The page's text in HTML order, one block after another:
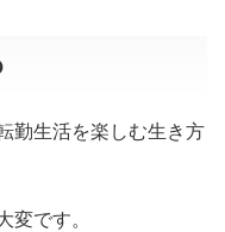
勤生活を楽しむ生き方
です。